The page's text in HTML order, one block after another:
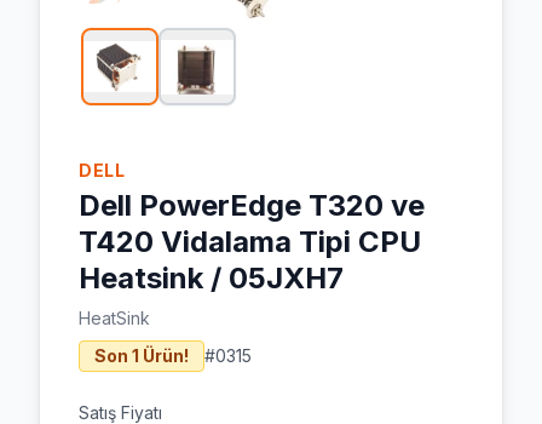
DELL
Dell PowerEdge T320 ve
T420 Vidalama Tipi CPU
Heatsink / 05JXH7
HeatSink
Son 1 Ürün!
#0315
Satış Fiyatı